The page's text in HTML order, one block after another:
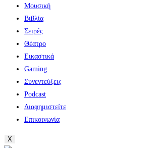
Μουσική
Βιβλία
Σειρές
Θέατρο
Εικαστικά
Gaming
Συνεντεύξεις
Podcast
Διαφημιστείτε
Επικοινωνία
X